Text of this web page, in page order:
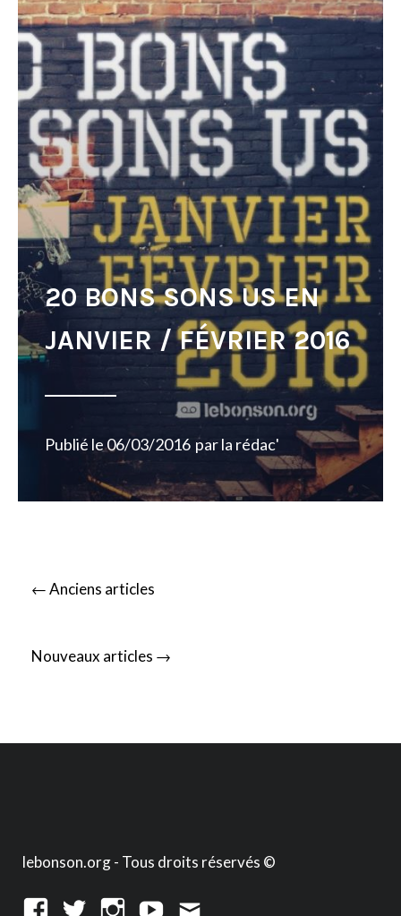
20 BONS SONS US EN
JANVIER / FÉVRIER 2016
Publié le06/03/2016 parla rédac'
Posts
navigation
←Anciens articles
Nouveaux articles →
lebonson.org - Tous droits réservés ©